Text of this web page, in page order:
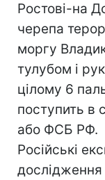
Ростові-на
черепа
моргу
тулубом і
цілому 6
поступить в
або ФСБ РФ.
Російські
дослідження